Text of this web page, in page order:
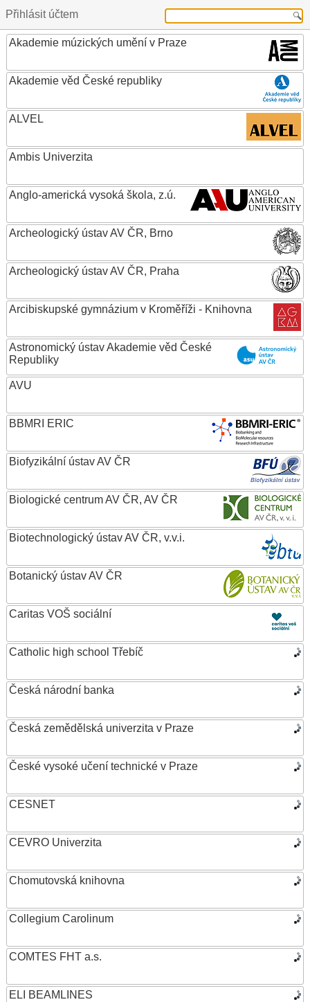
Přihlásit účtem
Akademie múzických umění v Praze
Akademie věd České republiky
ALVEL
Ambis Univerzita
Anglo-americká vysoká škola, z.ú.
Archeologický ústav AV ČR, Brno
Archeologický ústav AV ČR, Praha
Arcibiskupské gymnázium v Kroměříži - Knihovna
Astronomický ústav Akademie věd České
Republiky
AVU
BBMRI ERIC
Biofyzikální ústav AV ČR
Biologické centrum AV ČR, AV ČR
Biotechnologický ústav AV ČR, v.v.i.
Botanický ústav AV ČR
Caritas VOŠ sociální
Catholic high school Třebíč
Česká národní banka
Česká zemědělská univerzita v Praze
České vysoké učení technické v Praze
CESNET
CEVRO Univerzita
Chomutovská knihovna
Collegium Carolinum
COMTES FHT a.s.
ELI BEAMLINES